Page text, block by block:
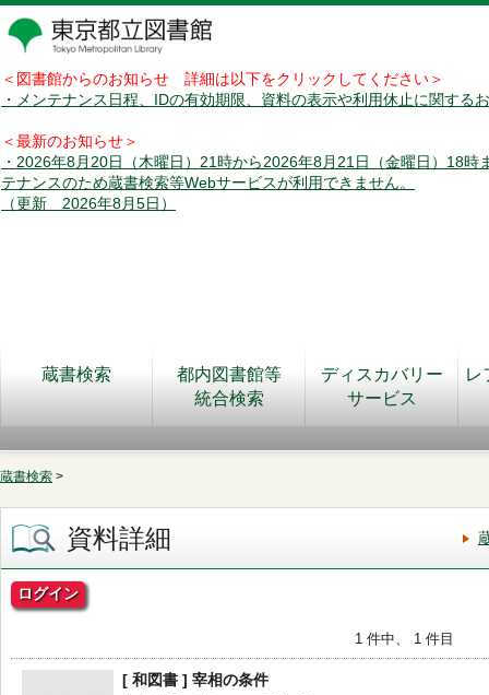
＜図書館からのお知らせ 詳細は以下をクリックしてください＞
・メンテナンス日程、IDの有効期限、資料の表示や利用休止に関する
＜最新のお知らせ＞
・2026年8月20日（木曜日）21時から2026年8月21日（金曜日）18時
テナンスのため蔵書検索等Webサービスが利用できません。
（更新 2026年8月5日）
蔵書検索
都内図書館等
統合検索
ディスカバリー
サービス
レ
蔵書検索 >
資料詳細
ログイン
1 件中、 1 件目
[ 和図書 ] 宰相の条件